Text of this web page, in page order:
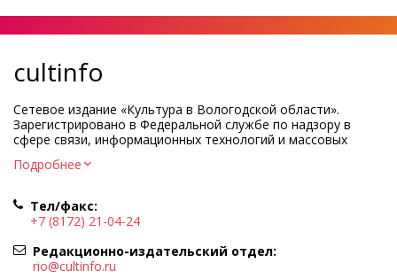
cultinfo
Сетевое издание «Культура в Вологодской области».
Зарегистрировано в Федеральной службе по надзору в
сфере связи, информационных технологий и массовых
Регистрационный номер и дата принятия решения о
Учредитель КУ ВО «Информационно-аналитический центр
культуры»
Адрес учредителя и редакции: 160000, Вологодская обл., г.
Вологда, ул. Марии Ульяновой, д.10
Подробнее
Тел/факс:
+7 (8172) 21-04-24
Редакционно-издательский отдел:
rio@cultinfo.ru